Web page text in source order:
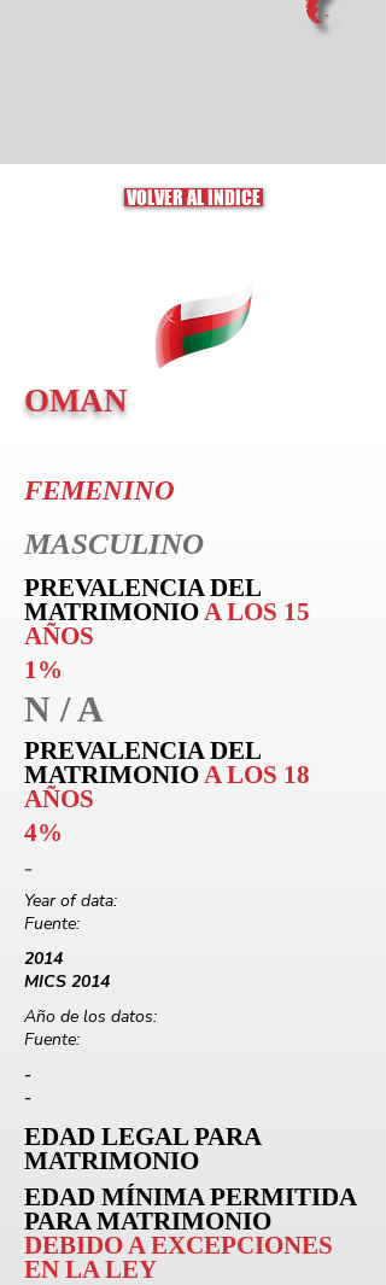
VOLVER AL ÍNDICE
OMAN
FEMENINO
MASCULINO
PREVALENCIA DEL
MATRIMONIOA LOS 15
AÑOS
1%
N / A
PREVALENCIA DEL
MATRIMONIOA LOS 18
AÑOS
4%
-
Year of data:
Fuente:
2014
MICS 2014
Año de los datos:
Fuente:
-
-
EDAD LEGAL PARA
MATRIMONIO
EDAD MÍNIMA PERMITIDA
PARA MATRIMONIO
DEBIDO A EXCEPCIONES
EN LA LEY